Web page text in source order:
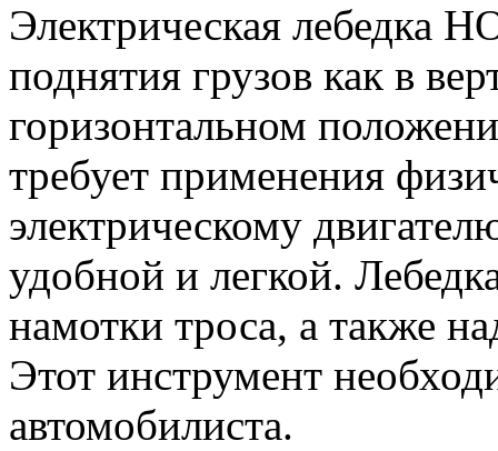
Электрическая лебедка
поднятия грузов как в
горизонтальном
требует применения
электрическому
удобной и легкой.
намотки троса, а также
Этот инструмент
автомобилиста.